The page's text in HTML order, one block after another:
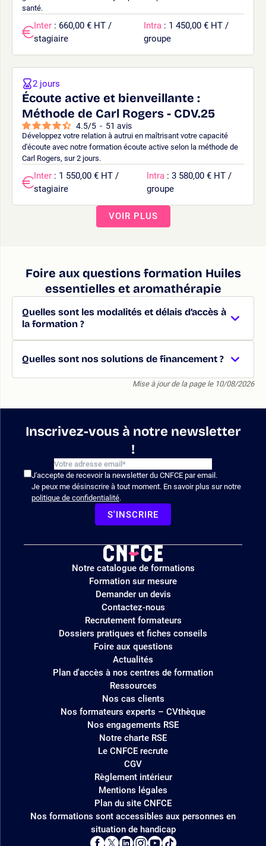
santé.
Inter : 660,00 € HT /
stagiaire
Intra : 1 450,00 € HT /
groupe
Écoute active et bienveillante :
Méthode de Carl Rogers - CDV.25
4.5/5 - 51 avis
Développez votre relation à autrui en maîtrisant votre capacité
d'écoute avec notre formation écoute active selon la méthode de
Carl Rogers, sur 2 jours.
2 jours
Inter : 1 550,00 € HT /
stagiaire
Intra : 3 580,00 € HT /
groupe
VOIR PLUS
Foire aux questions formation Huiles
essentielles et aromathérapie
Quelles sont les modalités et délais d’accès à
la formation ?
Quelles sont nos solutions de financement ?
Mise à jour de la page le 10/08/2026
Inscrivez-vous à notre newsletter
!
J'accepte de recevoir la newsletter du CNFCE par email.
Je peux me désinscrire à tout moment. En savoir plus sur notre
politique de confidentialité.
S'INSCRIRE
Logo
site
Notre catalogue de formations
Formation sur mesure
Demander un devis
Contactez-nous
Recrutement formateurs
Dossiers pratiques et fiches conseils
Foire aux questions
Actualités
Plan d'accès à nos centres de formation
Ressources
Nos cas clients
Nos formateurs experts – CVthèque
Nos engagements RSE
Notre charte RSE
Le CNFCE recrute
CGV
Règlement intérieur
Mentions légales
Plan du site CNFCE
Nos formations sont accessibles aux personnes en
situation de handicap